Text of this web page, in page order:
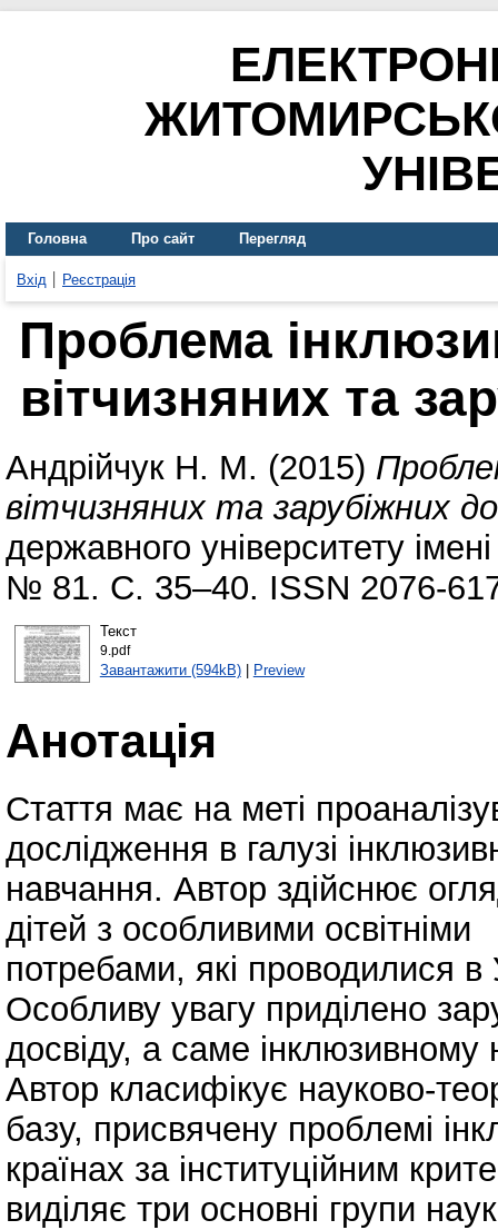
Головна Про сайт Перегляд
Вхід Реєстрація
Проблема
вітчизняних та
Андрійчук Н. М. (2015)
вітчизняних та зарубіжних
державного університету
№ 81. С. 35–40. ISSN 2076-
Текст
9.pdf
Завантажити (594kB)| Preview
Анотація
Стаття має на меті
дослідження в галузі
навчання. Автор здійснює
дітей з особливими освітніми
потребами, які проводилися в
Особливу увагу приділено
досвіду, а саме
Автор класифікує науково-
базу, присвячену проблемі
країнах за інституційним
виділяє три основні групи